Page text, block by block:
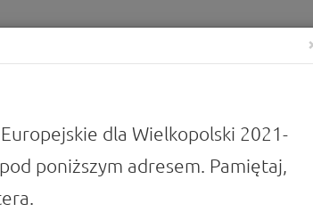
dla Wielkopolski 2021-
poniższym adresem. Pamiętaj,